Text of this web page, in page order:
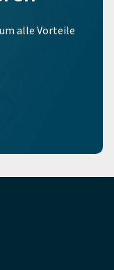
alle Vorteile